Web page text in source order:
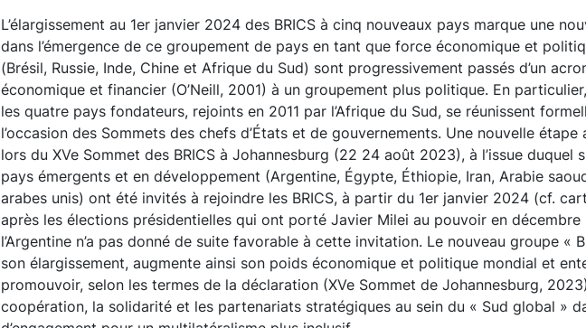
L’élargissement au 1er janvier 2024 des BRICS à cinq nouveaux pays marque une
dans l’émergence de ce groupement de pays en tant que force économique et
(Brésil, Russie, Inde, Chine et Afrique du Sud) sont progressivement passés d’un
économique et financier (O’Neill, 2001) à un groupement plus politique. En
les quatre pays fondateurs, rejoints en 2011 par l’Afrique du Sud, se réunissent
l’occasion des Sommets des chefs d’États et de gouvernements. Une nouvelle étape
lors du XVe Sommet des BRICS à Johannesburg (22 24 août 2023), à l’issue duquel
pays émergents et en développement (Argentine, Égypte, Éthiopie, Iran, Arabie
arabes unis) ont été invités à rejoindre les BRICS, à partir du 1er janvier 2024 (cf.
après les élections présidentielles qui ont porté Javier Milei au pouvoir en décembre
l’Argentine n’a pas donné de suite favorable à cette invitation. Le nouveau groupe «
son élargissement, augmente ainsi son poids économique et politique mondial et
promouvoir, selon les termes de la déclaration (XVe Sommet de Johannesburg,
coopération, la solidarité et les partenariats stratégiques au sein du « Sud global »